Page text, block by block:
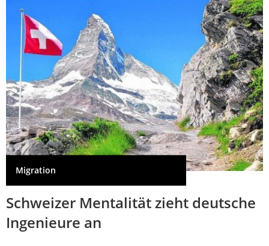
Migration
Schweizer Mentalität zieht deutsche
Ingenieure an